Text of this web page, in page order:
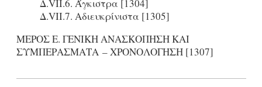
Δ.VII.6. Άγκιστρα [1304]
Δ.VII.7. Αδιευκρίνιστα [1305]
ΜΕΡΟΣ Ε. ΓΕΝΙΚΗ ΑΝΑΣΚΟΠΗΣΗ ΚΑΙ
ΣΥΜΠΕΡΑΣΜΑΤΑ – ΧΡΟΝΟΛΟΓΗΣΗ [1307]